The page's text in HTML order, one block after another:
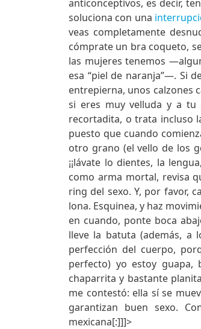
anticonceptivos, es decir,
soluciona con una
veas completamente
cómprate un bra coqueto,
las mujeres tenemos
esa “piel de naranja”—. Si
entrepierna, unos calzones
si eres muy velluda y a tu
recortadita, o trata incluso
puesto que cuando
otro grano (el vello de los
¡¡lávate lo dientes, la
como arma mortal, revisa
ring del sexo. Y, por favor,
lona. Esquinea, y haz
en cuando, ponte boca
lleve la batuta (además, a
perfección del cuerpo,
perfecto) yo estoy
chaparrita y bastante
me contestó: ella sí se
garantizan buen sexo.
mexicana[:]]]>